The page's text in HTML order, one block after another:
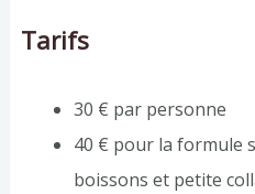
Tarifs
30 € par personne
40 € pour la formule
boissons et petite